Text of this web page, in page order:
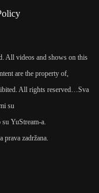
All videos and shows on this
are the property of,
All rights reserved… Sva
su
YuStream-a.
zadržana.